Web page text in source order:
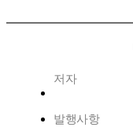
저자
발행사항